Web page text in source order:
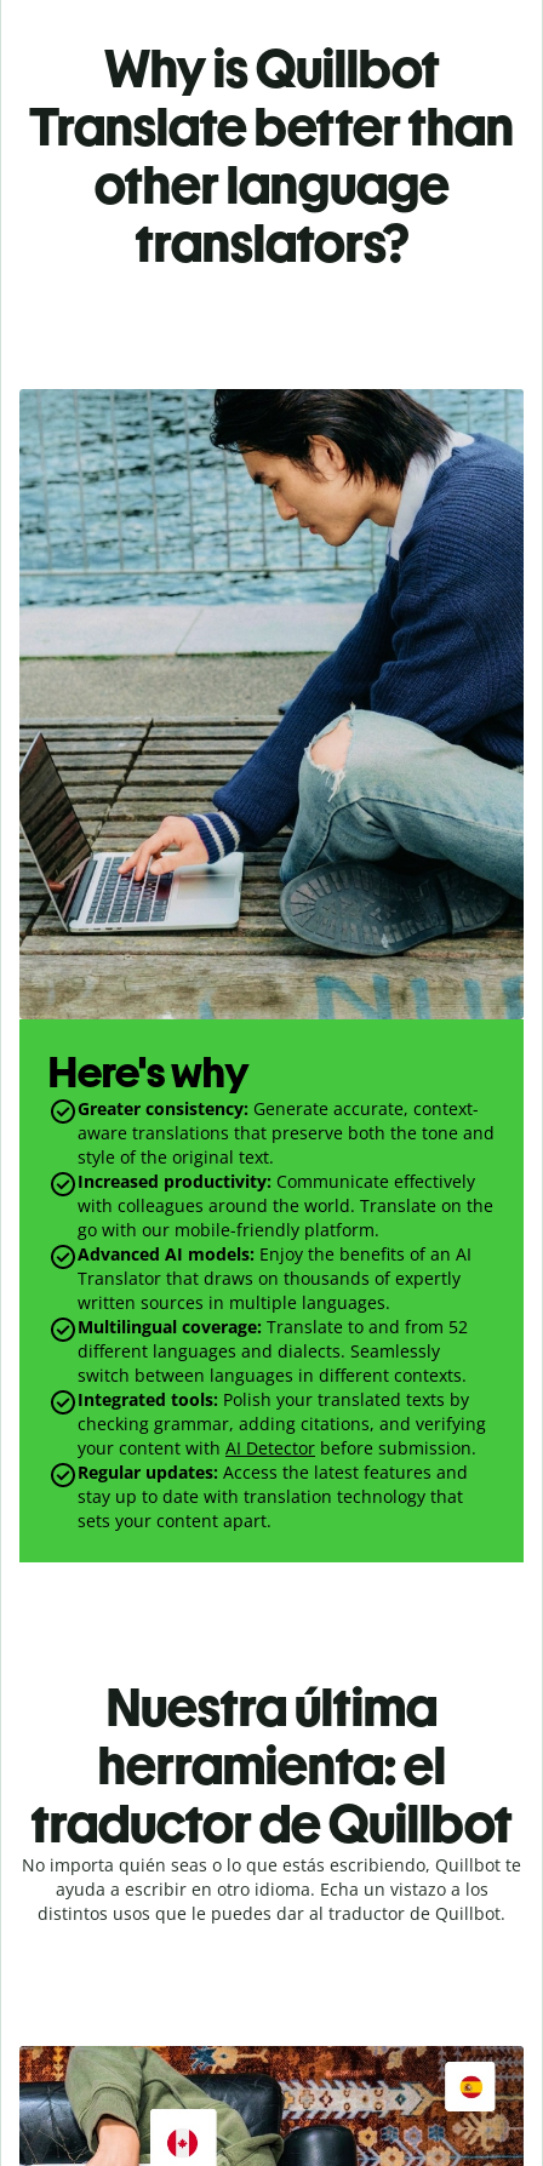
Why is Quillbot
Translate better than
other language
translators?
Here's why
Greater consistency: Generate accurate, context-
aware translations that preserve both the tone and
style of the original text.
Increased productivity: Communicate effectively
with colleagues around the world. Translate on the
go with our mobile-friendly platform.
Advanced AI models: Enjoy the benefits of an AI
Translator that draws on thousands of expertly
written sources in multiple languages.
Multilingual coverage: Translate to and from 52
different languages and dialects. Seamlessly
switch between languages in different contexts.
Integrated tools: Polish your translated texts by
checking grammar, adding citations, and verifying
your content with AI Detector before submission.
Regular updates: Access the latest features and
stay up to date with translation technology that
sets your content apart.
Nuestra última
herramienta: el
traductor de Quillbot
No importa quién seas o lo que estás escribiendo, Quillbot te
ayuda a escribir en otro idioma. Echa un vistazo a los
distintos usos que le puedes dar al traductor de Quillbot.